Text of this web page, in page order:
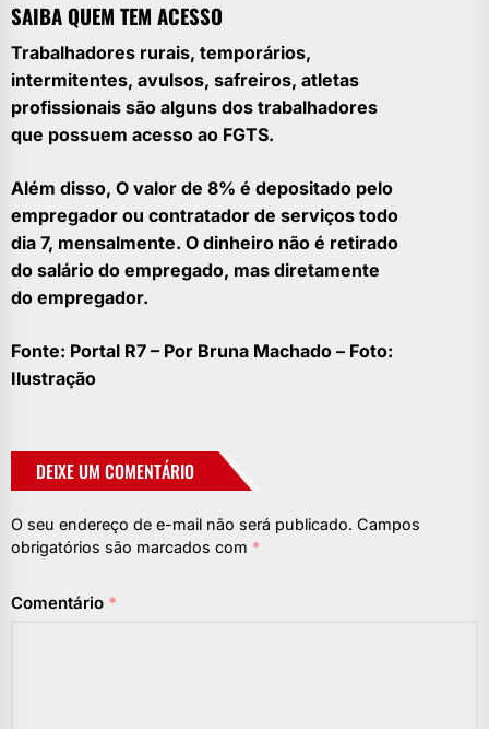
SAIBA QUEM TEM ACESSO
Trabalhadores rurais, temporários,
intermitentes, avulsos, safreiros, atletas
profissionais são alguns dos trabalhadores
que possuem acesso ao FGTS.
Além disso, O valor de 8% é depositado pelo
empregador ou contratador de serviços todo
dia 7, mensalmente. O dinheiro não é retirado
do salário do empregado, mas diretamente
do empregador.
Fonte: Portal R7 – Por Bruna Machado – Foto:
Ilustração
DEIXE UM COMENTÁRIO
O seu endereço de e-mail não será publicado. Campos
obrigatórios são marcados com *
Comentário *